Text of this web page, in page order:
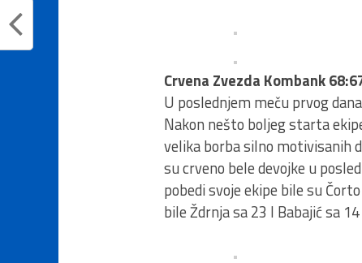
Crvena Zvezda Kombank
U poslednjem meču prvog
Nakon nešto boljeg starta
velika borba silno motivisanih
su crveno bele devojke u
pobedi svoje ekipe bile su
bile Ždrnja sa 23 I Babajić sa